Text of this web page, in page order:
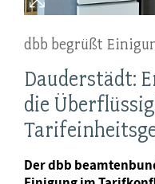
dbb begrüßt
Dauderstädt:
die
Der dbb